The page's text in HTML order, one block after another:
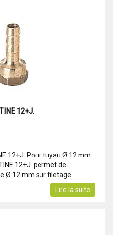
12+J.
12+J. Pour tuyau Ø 12 mm
12+J. permet de
Ø 12 mm sur filetage.
Lire la suite